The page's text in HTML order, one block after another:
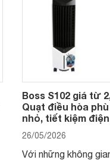
Boss S102 giá từ
Quạt điều hòa
nhỏ, tiết kiệm điện
26/05/2026
Với những không